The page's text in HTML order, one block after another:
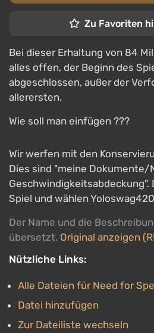
Zu Favoriten
Bei dieser Erhaltung von 84
alles offen, der Beginn des
abgeschlossen, außer der
allerersten.
Wie soll man einfügen ???
Wir werfen mit den
Dies sind "meine
Geschwindigkeitsabdeckung".
Spiel und wählen
Der Name und die
übersetzt. Original anzeigen
Nützliche Links:
Alle Dateien für Need for
Datei hinzufügen
Zur Dateiliste wechseln